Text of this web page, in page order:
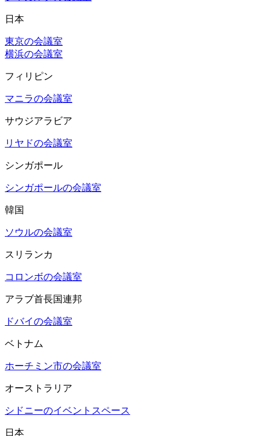
日本
東京の会議室
横浜の会議室
フィリピン
マニラの会議室
サウジアラビア
リヤドの会議室
シンガポール
シンガポールの会議室
韓国
ソウルの会議室
スリランカ
コロンボの会議室
アラブ首長国連邦
ドバイの会議室
ベトナム
ホーチミン市の会議室
オーストラリア
シドニーのイベントスペース
日本